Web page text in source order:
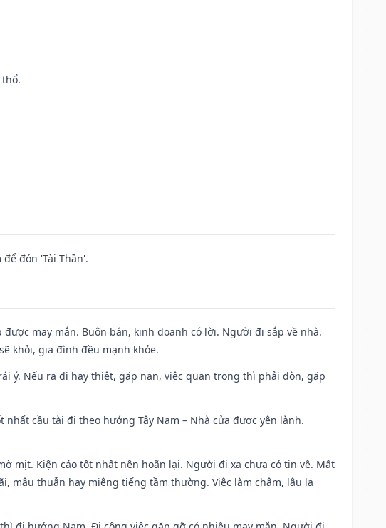
đón 'Tài Thần'.
may mắn. Buôn bán, kinh doanh có lời. Người đi sắp về nhà.
khỏi, gia đình đều mạnh khỏe.
ý. Nếu ra đi hay thiệt, gặp nạn, việc quan trọng thì phải đòn, gặp
cầu tài đi theo hướng Tây Nam – Nhà cửa được yên lành.
mịt. Kiện cáo tốt nhất nên hoãn lại. Người đi xa chưa có tin về. Mất
mâu thuẫn hay miệng tiếng tầm thường. Việc làm chậm, lâu la